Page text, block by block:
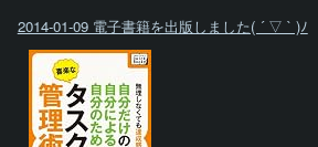
2014-01-09 電子書籍を出版しました( ´ ▽ ` )ﾉ